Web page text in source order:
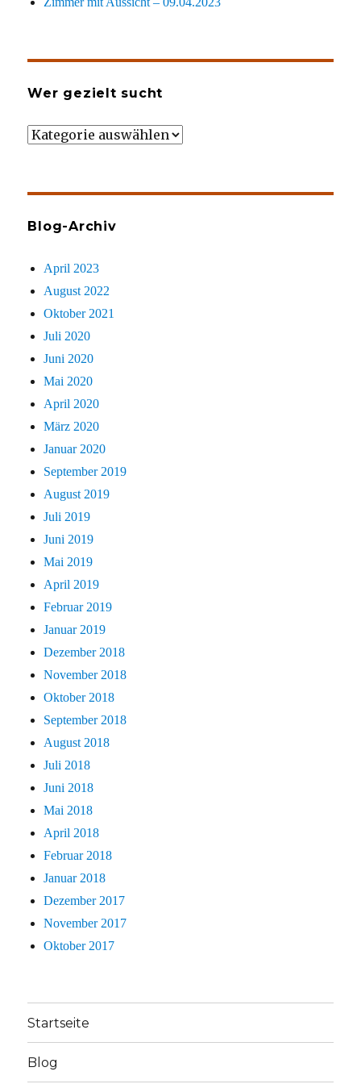
Wer gezielt sucht
Wer
Blog-Archiv
April 2023
August 2022
Oktober 2021
Juli 2020
Juni 2020
Mai 2020
April 2020
März 2020
Januar 2020
September 2019
August 2019
Juli 2019
Juni 2019
Mai 2019
April 2019
Februar 2019
Januar 2019
Dezember 2018
November 2018
Oktober 2018
September 2018
August 2018
Juli 2018
Juni 2018
Mai 2018
April 2018
Februar 2018
Januar 2018
Dezember 2017
November 2017
Oktober 2017
Startseite
Blog